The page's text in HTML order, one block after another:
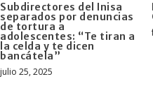
Subdirectores del Inisa
separados por denuncias
de tortura a
adolescentes: “Te tiran a
la celda y te dicen
bancátela”
julio 25, 2025